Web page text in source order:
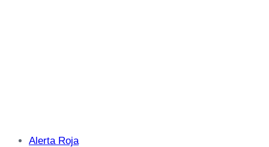
Tags Alerta Roja